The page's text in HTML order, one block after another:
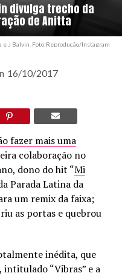
divulga trecho da
de Anitta
e J Balvin. Foto:Reprodução/Instagram
16/10/2017
fazer mais uma
colaboração no
dono do hit “Mi
Parada Latina da
um remix da faixa;
as portas e quebrou
inédita, que
intitulado “Vibras” e a